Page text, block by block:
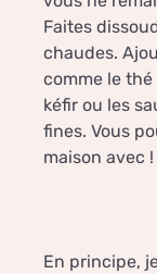
Faites
chaudes.
comme le thé
kéfir ou les
fines. Vous
maison avec !
En principe,